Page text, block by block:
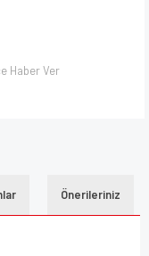
Haber Ver
Önerileriniz